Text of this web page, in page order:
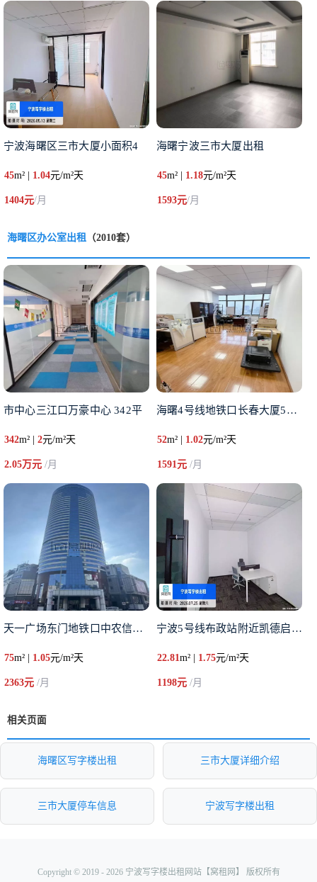
宁波海曙区三市大厦小面积4
45m² | 1.04元/m²天
1404元/月
海曙宁波三市大厦出租
45m² | 1.18元/m²天
1593元/月
海曙区办公室出租 （2010套）
市中心三江口万豪中心 342平
342m² | 2元/m²天
2.05万元 /月
海曙4号线地铁口长春大厦52平
52m² | 1.02元/m²天
1591元/月
天一广场东门地铁口中农信大厦7
75m² | 1.05元/m²天
2363元 /月
宁波5号线布政站附近凯德启望中
22.81m² | 1.75元/m²天
1198元/月
相关页面
海曙区写字楼出租 三市大厦详细介绍
三市大厦停车信息 宁波写字楼出租
Copyright © 2019 - 2026 宁波写字楼出租网站【窝租网】 版权所有